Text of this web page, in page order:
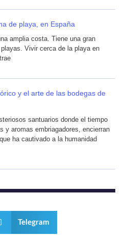
de playa, en España
amplia costa. Tiene una gran
Vivir cerca de la playa en
y el arte de las bodegas de
santuarios donde el tiempo
y aromas embriagadores, encierran
ha cautivado a la humanidad
Telegram